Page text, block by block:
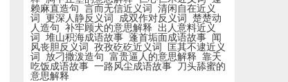
赖麻直造句 言而无信近义词
清闲自在近义
词
更深人静反义词 成双作对反义词
楚楚动
人造句 补牢顾犬的意思解释
出人意料近义
词
堆山积海成语故事 蓬首垢面成语故事 闻
风丧胆反义词
孜孜矻矻近义词
匡其不逮近义
词
放刁撒泼造句 富贵逼人的意思解释 靠天
吃饭成语故事 一路风尘成语故事 刀头舔蜜的
意思解释